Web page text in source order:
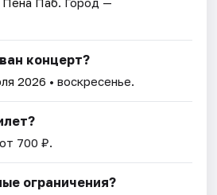
концерт?
2026 • воскресенье.
700 ₽.
ограничения?